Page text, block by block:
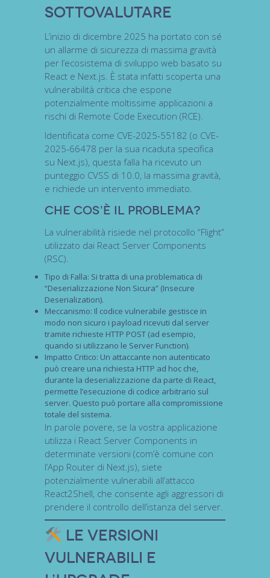
Sottovalutare
L’inizio di dicembre 2025 ha portato con sé
un allarme di sicurezza di massima gravità
per l’ecosistema di sviluppo web basato su
React e Next.js . È stata infatti scoperta una
vulnerabilità critica che espone
potenzialmente moltissime applicazioni a
rischi di Remote Code Execution (RCE)
Identificata come CVE-2025-55182 (o CVE-
2025-66478 per la sua ricaduta specifica
su Next.js), questa falla ha ricevuto un
punteggio CVSS di 10.0, la massima gravità,
e richiede un intervento immediato.
Che Cos’è il Problema?
La vulnerabilità risiede nel protocollo “Flight”
utilizzato dai React Server Components
(RSC)
Tipo di Falla: Si tratta di una problematica di
“Deserializzazione Non Sicura” (Insecure
Deserialization).
Meccanismo: Il codice vulnerabile gestisce in
modo non sicuro i payload ricevuti dal server
tramite richieste HTTP POST (ad esempio,
quando si utilizzano le Server Function).
Impatto Critico: Un attaccante non autenticato
può creare una richiesta HTTP ad hoc che,
durante la deserializzazione da parte di React,
permette l’esecuzione di codice arbitrario sul
server. Questo può portare alla compromissione
totale del sistema.
In parole povere, se la vostra applicazione
utilizza i React Server Components in
determinate versioni (com’è comune con
l’App Router di Next.js), siete
potenzialmente vulnerabili all’attacco
React2Shell, che consente agli aggressori di
prendere il controllo dell’istanza del server.
Le Versioni
Vulnerabili e